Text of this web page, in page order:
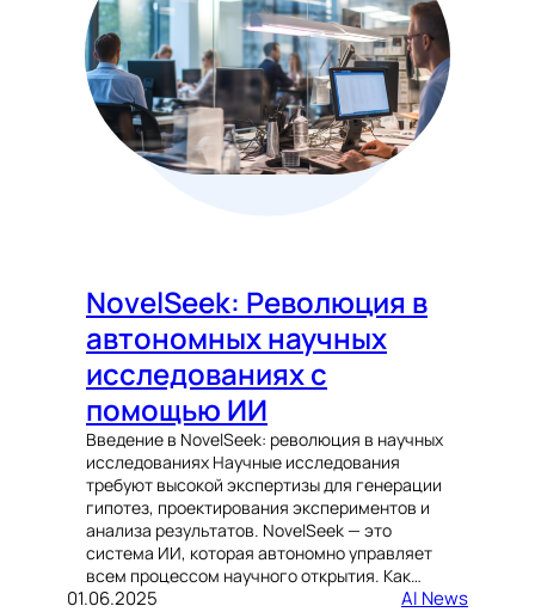
NovelSeek: Революция в
автономных научных
исследованиях с
помощью ИИ
Введение в NovelSeek: революция в научных
исследованиях Научные исследования
требуют высокой экспертизы для генерации
гипотез, проектирования экспериментов и
анализа результатов. NovelSeek — это
система ИИ, которая автономно управляет
всем процессом научного открытия. Как…
01.06.2025 AI News